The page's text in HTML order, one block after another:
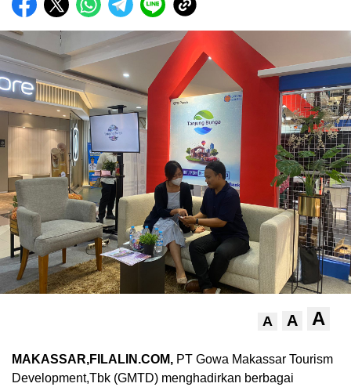
A A A
MAKASSAR,FILALIN.COM, PT Gowa Makassar Tourism
Development,Tbk (GMTD) menghadirkan berbagai